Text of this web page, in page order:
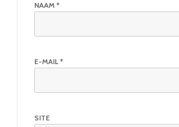
NAAM *
E-MAIL *
SITE